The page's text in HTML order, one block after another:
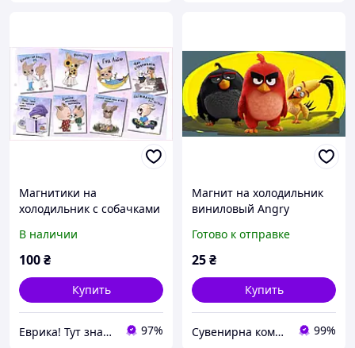
Магнитики на
холодильник с собачками
В наличии
100₴
Купить
Еврика! Тут знайдеться все! 97%
Магнит на холодильник
виниловый Angry
на холодильник
Готово к отправке
25₴
Купить
Сувенирна компанія "Козаки Удачі" 99%